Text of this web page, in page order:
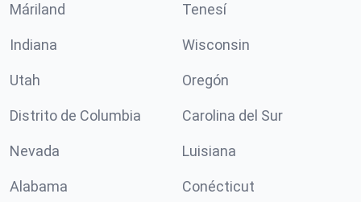
Máriland Tenesí
Indiana Wisconsin
Utah Oregón
Distrito de Columbia Carolina del Sur
Nevada Luisiana
Alabama Conécticut